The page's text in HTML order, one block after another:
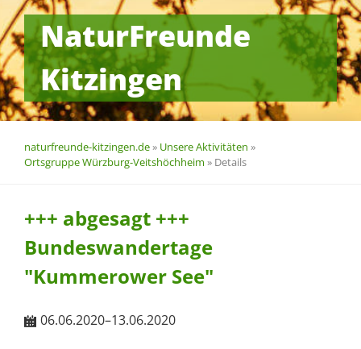
NaturFreunde
Kitzingen
naturfreunde-kitzingen.de» Unsere Aktivitäten »
Ortsgruppe Würzburg-Veitshöchheim » Details
+++ abgesagt +++
Bundeswandertage
"Kummerower See"
06.06.2020–13.06.2020